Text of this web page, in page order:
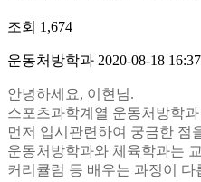
조회 1,674
운동처방학과 2020-08-18 16:37
안녕하세요, 이현님.
스포츠과학계열 운동처방학
먼저 입시관련하여 궁금한 점
운동처방학과와 체육학과는
커리큘럼 등 배우는 과정이 다